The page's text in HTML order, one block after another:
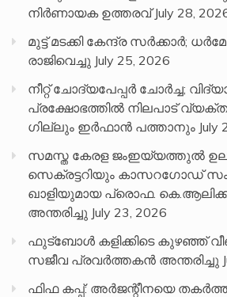
നിർണായക ഉത്തരവ് July 28,
മുട്ട് മടക്കി കേന്ദ്ര സർക്കാർ;
രാജിവെച്ചു July 25, 2026
നീറ്റ് ചോദ്യപേപ്പര്‍ ചോര്‍ച്ച;
പ്രക്ഷോഭത്തിൽ നിലപാട്
ഗില്ലും ഇർഫാൻ പത്താനും July
സമസ്ത കേരള ജംഇയ്യത്തുൽ
സെക്രട്ടറിയും കാസറഗോഡ്
ഖാളിയുമായ പ്രൊഫ.
അന്തരിച്ചു July 23, 2026
ഫുട്ബോൾ കളിക്കിടെ കുഴഞ്ഞ്
സജീവ പ്രവർത്തകൻ അന്തരിച്ചു
ഫിഫ കപ്പ്: അർജന്റീനയെ